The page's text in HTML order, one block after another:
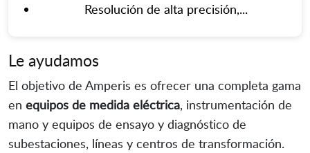
Resolución de alta precisión,...
Le ayudamos
El objetivo de Amperis es ofrecer una completa gama
en equipos de medida eléctrica, instrumentación de
mano y equipos de ensayo y diagnóstico de
subestaciones, líneas y centros de transformación.